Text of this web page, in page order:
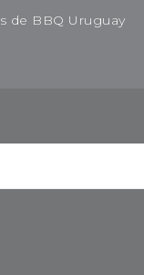
de BBQ Uruguay